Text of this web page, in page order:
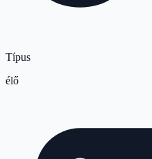
Típus
élő